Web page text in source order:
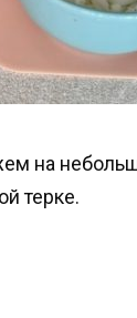
на
терке.